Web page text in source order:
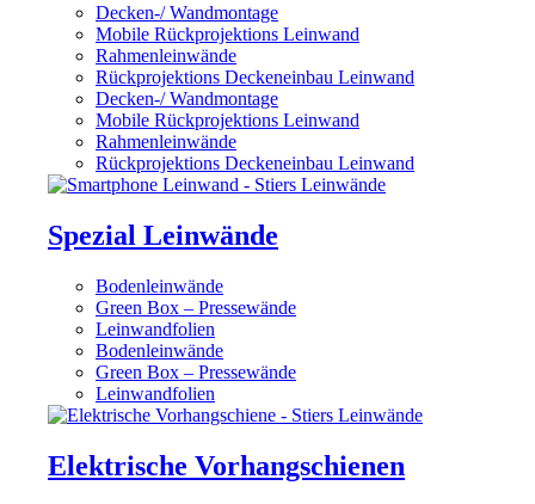
Decken-/ Wandmontage
Mobile Rückprojektions Leinwand
Rahmenleinwände
Rückprojektions Deckeneinbau Leinwand
Decken-/ Wandmontage
Mobile Rückprojektions Leinwand
Rahmenleinwände
Rückprojektions Deckeneinbau Leinwand
Spezial Leinwände
Bodenleinwände
Green Box – Pressewände
Leinwandfolien
Bodenleinwände
Green Box – Pressewände
Leinwandfolien
Elektrische Vorhangschienen